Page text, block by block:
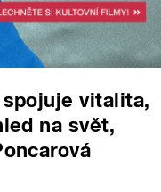
vitalita,
na svět,